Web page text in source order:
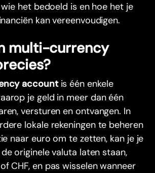
het bedoeld is en hoe het je
kan vereenvoudigen.
multi-currency
accountis één enkele
je geld in meer dan één
versturen en ontvangen. In
lokale rekeningen te beheren
naar euro om te zetten, kan je je
originele valuta laten staan,
of CHF, en pas wisselen wanneer